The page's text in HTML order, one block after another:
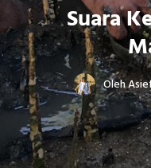
Suara
Oleh